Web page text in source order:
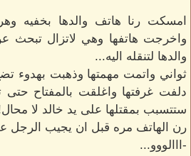
امسكت رنا هاتف والدها بخفيه
واخرجت هاتفها وهي لاتزال تبحث
والدها لتنقله اليه...
ثواني واتمت مهمتها وذهبت بهدوء
دلفت غرفتها واغلقت بالمفتاح حتى
ستتسبب بمقتلها على يد خالد لا
رن الهاتف مره قبل ان يجيب الرجل
-ااالووو...